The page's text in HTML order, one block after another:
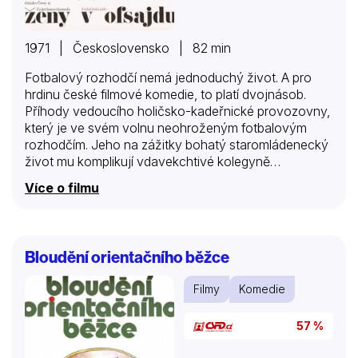
1971 | Československo | 82 min
Fotbalový rozhodčí nemá jednoduchý život. A pro
hrdinu české filmové komedie, to platí dvojnásob.
Příhody vedoucího holičsko-kadeřnické provozovny,
který je ve svém volnu neohroženým fotbalovým
rozhodčím. Jeho na zážitky bohatý staromládenecký
život mu komplikují vdavekchtivé kolegyně…
Více o filmu
Bloudění orientačního běžce
Filmy Komedie
57 %